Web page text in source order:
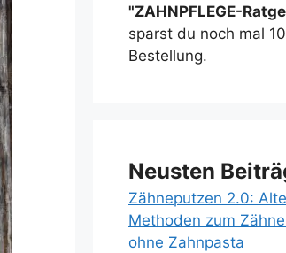
"ZAHNPFLEGE-
sparst du noch mal
Bestellung.
Neusten
Zähneputzen 2.0:
Methoden zum
ohne Zahnpasta